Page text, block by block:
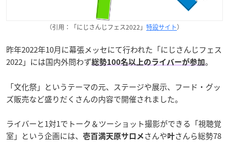
（引用：「にじさんじフェス2022」 特設サイト）
昨年2022年10月に幕張メッセにて行われた「にじさんじフェス
2022」には国内外問わず総勢100名以上のライバーが参加。
「文化祭」というテーマの元、ステージや展示、フード・グッ
ズ販売など盛りだくさんの内容で開催されました。
ライバーと1対1でトーク＆ツーショット撮影ができる「視聴覚
室」という企画には、
壱百満天原サロメ さんや叶さんら総勢78